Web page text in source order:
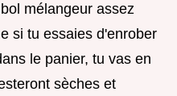
mélangeur assez
si tu essaies d'enrober
le panier, tu vas en
sèches et